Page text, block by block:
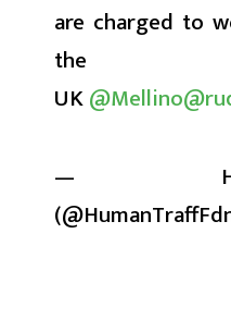
are charged to
the
UK@Mellino
—